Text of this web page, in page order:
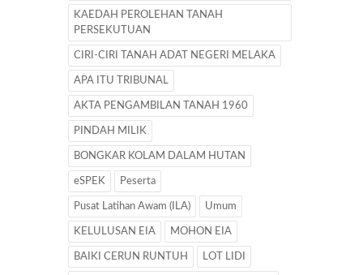
KAEDAH PEROLEHAN TANAH
PERSEKUTUAN
CIRI-CIRI TANAH ADAT NEGERI MELAKA
APA ITU TRIBUNAL
AKTA PENGAMBILAN TANAH 1960
PINDAH MILIK
BONGKAR KOLAM DALAM HUTAN
eSPEK Peserta
Pusat Latihan Awam (ILA) Umum
KELULUSAN EIA MOHON EIA
BAIKI CERUN RUNTUH LOT LIDI